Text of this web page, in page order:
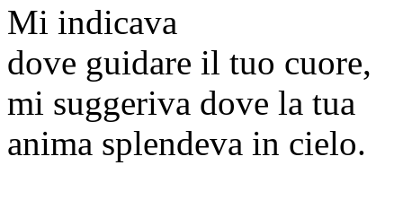
Mi indicava
dove guidare il tuo cuore,
mi suggeriva dove la tua
anima splendeva in cielo.